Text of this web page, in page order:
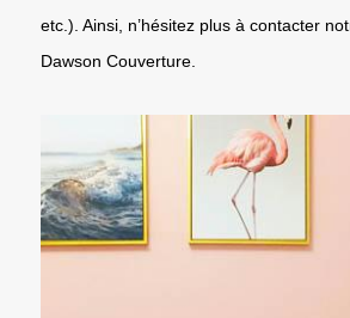
etc.). Ainsi, n’hésitez plus à contacter
Dawson Couverture.